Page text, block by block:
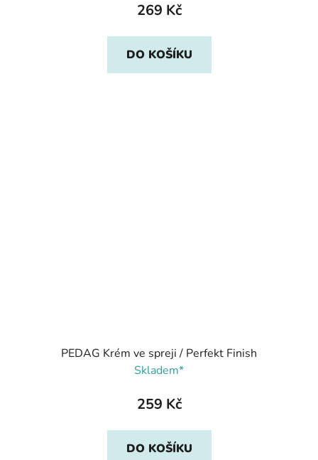
269 Kč
DO KOŠÍKU
PEDAG Krém ve spreji / Perfekt Finish
Skladem*
259 Kč
DO KOŠÍKU